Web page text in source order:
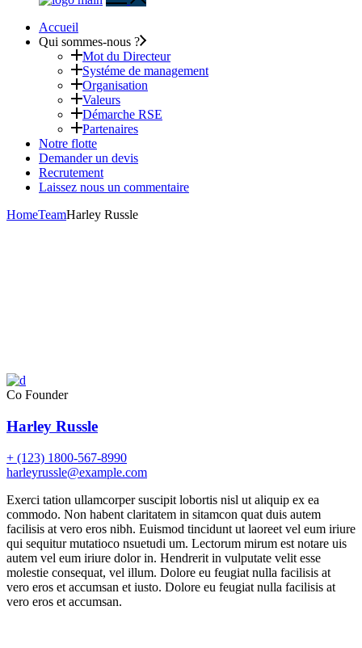
Accueil
Qui sommes-nous ?
Mot du Directeur
Systéme de management
Organisation
Valeurs
Démarche RSE
Partenaires
Notre flotte
Demander un devis
Recrutement
Laissez nous un commentaire
HomeTeamHarley Russle
Co Founder
Harley Russle
+ (123) 1800-567-8990
harleyrussle@example.com
Exerci tation ullamcorper suscipit lobortis nisl ut aliquip ex ea
commodo. Non habent claritatem in sitamcon quat duis autem
facilisis at vero eros nibh. Euismod tincidunt ut laoreet vel eum iriure
qui sequitur mutatioco nsuetudi um. Lectorum mirum est notare uis
autem vel eum iriure dolor in. Hendrerit in vulputate velit esse
molestie consequat, vel illum. Dolore eu feugiat nulla facilisis at
vero eros et accumsan et iusto. Dolore eu feugiat nulla facilisis at
vero eros et accumsan.